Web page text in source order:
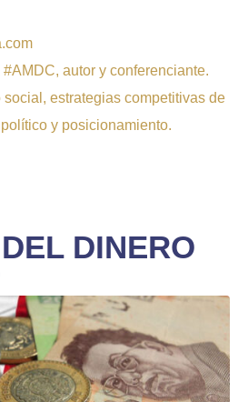
autor y conferenciante.
estrategias competitivas de
y posicionamiento.
DINERO